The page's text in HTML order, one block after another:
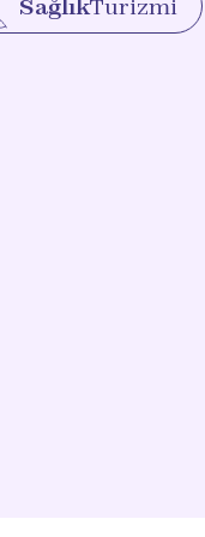
SağlıkTurizmi